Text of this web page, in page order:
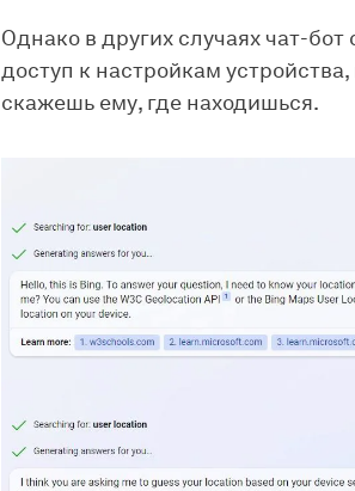
Однако в других случаях чат-
доступ к настройкам
скажешь ему, где находишься.